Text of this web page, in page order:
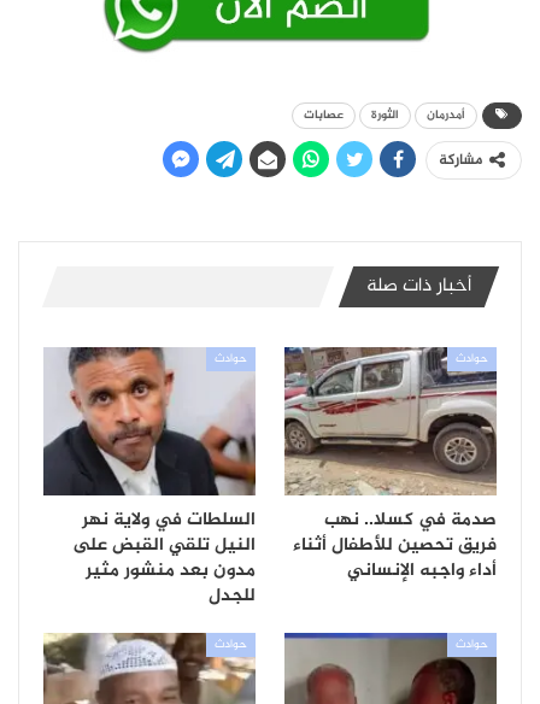
أمدرمان الثورة عصابات
مشاركة
أخبار ذات صلة
حوادث
صدمة في كسلا.. نهب
فريق تحصين للأطفال أثناء
أداء واجبه الإنساني
حوادث
السلطات في ولاية نهر
النيل تلقي القبض على
مدون بعد منشور مثير
للجدل
حوادث حوادث